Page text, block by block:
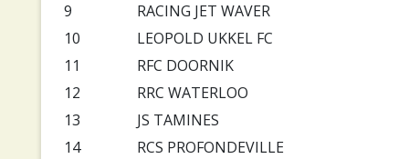
9
RACING JET WAVER
10
LEOPOLD UKKEL FC
11
RFC DOORNIK
12
RRC WATERLOO
13
JS TAMINES
14
RCS PROFONDEVILLE